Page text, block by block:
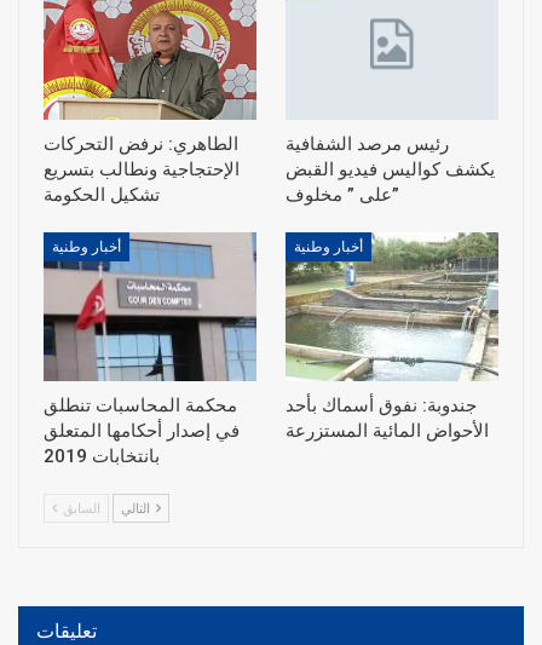
الطاهري: نرفض التحركات
الإحتجاجية ونطالب بتسريع
رئيس مرصد الشفافية
يكشف كواليس فيديو القبض
على ” مخلوف”
أخبار وطنية
محكمة المحاسبات تنطلق
في إصدار أحكامها المتعلق
بانتخابات 2019
أخبار وطنية
جندوبة: نفوق أسماك بأحد
الأحواض المائية المستزرعة
السابق
تعليقات